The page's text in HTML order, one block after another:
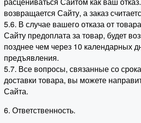
возвращается Сайту, а заказ
5.6. В случае вашего отказа от
Сайту предоплата за товар, будет
позднее чем через 10 календарных
предъявления.
5.7. Все вопросы, связанные со
доставки товара, вы можете
Сайта.
6. Ответственность.